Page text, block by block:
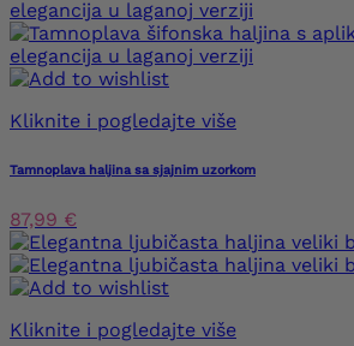
Kliknite i pogledajte više
Tamnoplava haljina sa sjajnim uzorkom
87,99 €
Kliknite i pogledajte više